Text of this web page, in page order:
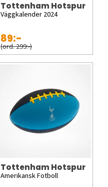
Tottenham Hotspur
Väggkalender 2024
89:-
(ord. 299:-)
Tottenham Hotspur
Amerikansk Fotboll